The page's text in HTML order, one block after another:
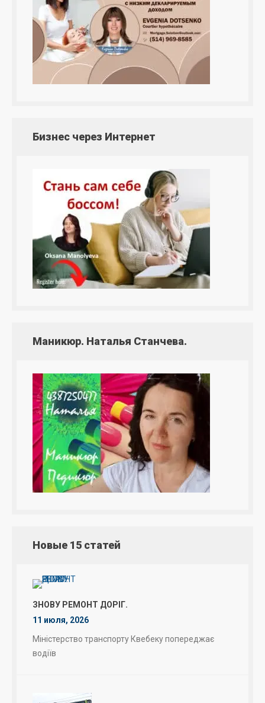
Бизнес через Интернет
Маникюр. Наталья Станчева.
Новые 15 статей
ЗНОВУ РЕМОНТ ДОРІГ.
11 июля, 2026
Міністерство транспорту Квебеку попереджає
водіїв